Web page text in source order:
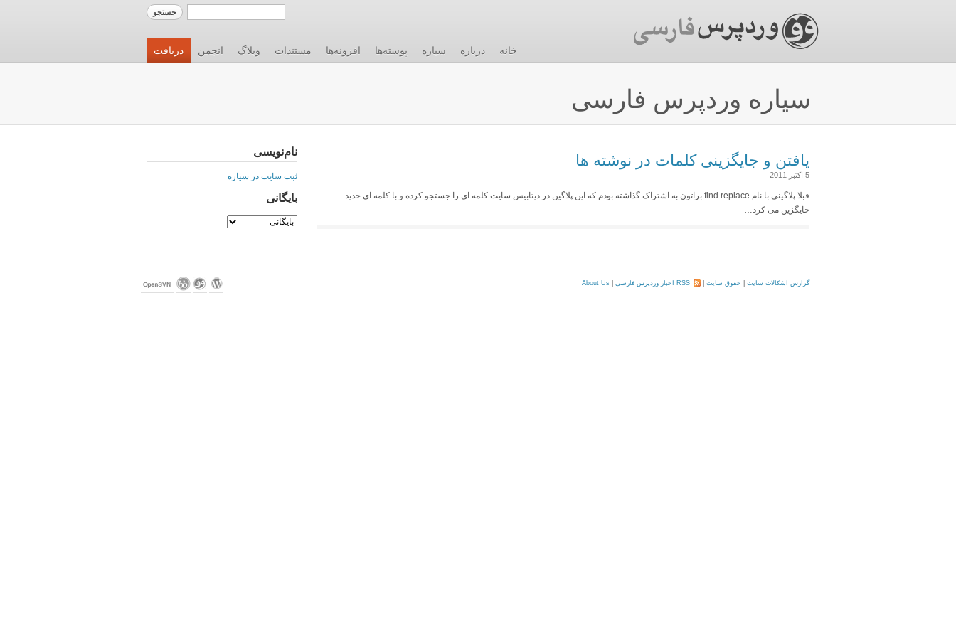
دریافت انجمن وبلاگ مستندات افزونه‌ها پوسته‌ها سیاره درباره خانه
سیاره وردپرس فارسی
یافتن و جایگزینی کلمات در نوشته ها
5 اکتبر 2011
قبلا پلاگینی با نام find replace براتون به اشتراک گذاشته بودم که این پلاگین در دیتابیس سایت کلمه ای را جستجو کرده و با کلمه ای جدید
جایگزین می کرد…
نام‌نویسی
ثبت سایت در سیاره
بایگانی
گزارش اشکالات سایت حقوق سایت RSS اخبار وردپرس فارسی About Us